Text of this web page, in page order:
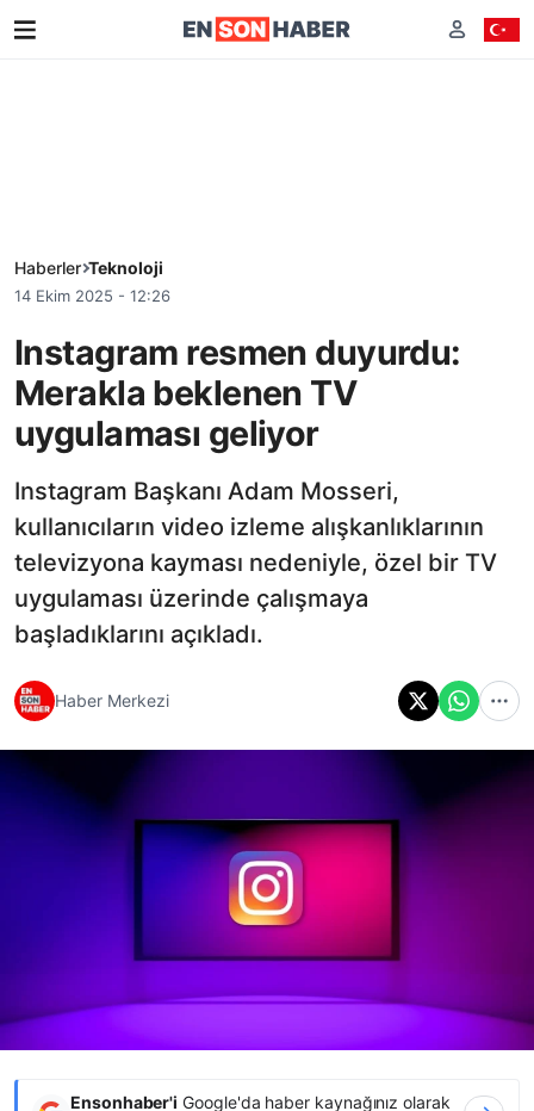
Haberler Teknoloji
14 Ekim 2025 - 12:26
Instagram resmen duyurdu:
Merakla beklenen TV
uygulaması geliyor
Instagram Başkanı Adam Mosseri,
kullanıcıların video izleme alışkanlıklarının
televizyona kayması nedeniyle, özel bir TV
uygulaması üzerinde çalışmaya
başladıklarını açıkladı.
Haber Merkezi
Ensonhaber'i Google'da haber kaynağınız olarak